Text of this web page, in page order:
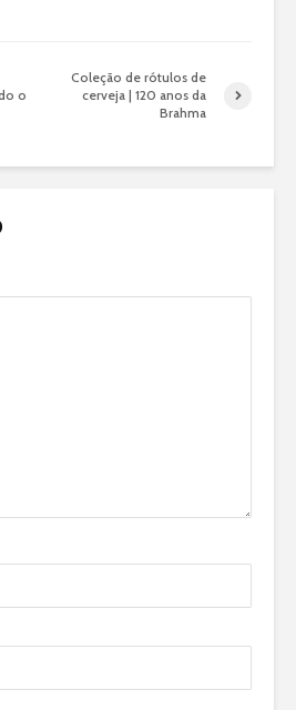
o
Coleção de rótulos de
cerveja | 120 anos da
Brahma